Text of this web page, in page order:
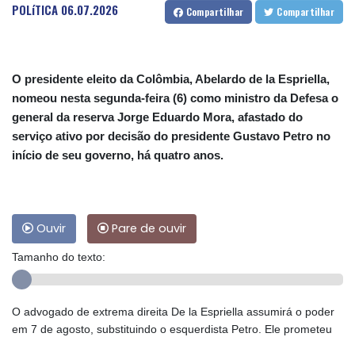
POLíTICA 06.07.2026 Compartilhar Compartilhar
O presidente eleito da Colômbia, Abelardo de la Espriella,
nomeou nesta segunda-feira (6) como ministro da Defesa o
general da reserva Jorge Eduardo Mora, afastado do
serviço ativo por decisão do presidente Gustavo Petro no
início de seu governo, há quatro anos.
Ouvir Pare de ouvir
Tamanho do texto:
O advogado de extrema direita De la Espriella assumirá o poder
em 7 de agosto, substituindo o esquerdista Petro. Ele prometeu